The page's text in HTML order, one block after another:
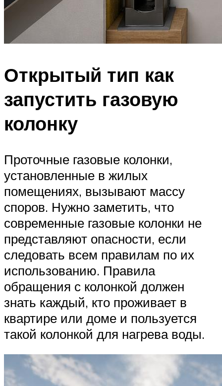
Открытый тип как
запустить газовую
колонку
Проточные газовые колонки,
установленные в жилых
помещениях, вызывают массу
споров. Нужно заметить, что
современные газовые колонки не
представляют опасности, если
следовать всем правилам по их
использованию. Правила
обращения с колонкой должен
знать каждый, кто проживает в
квартире или доме и пользуется
такой колонкой для нагрева воды.